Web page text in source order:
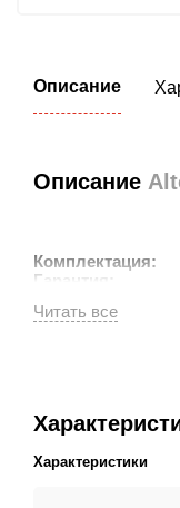
Описание
Описание
Комплектация:
Гарантия:
Характеристики